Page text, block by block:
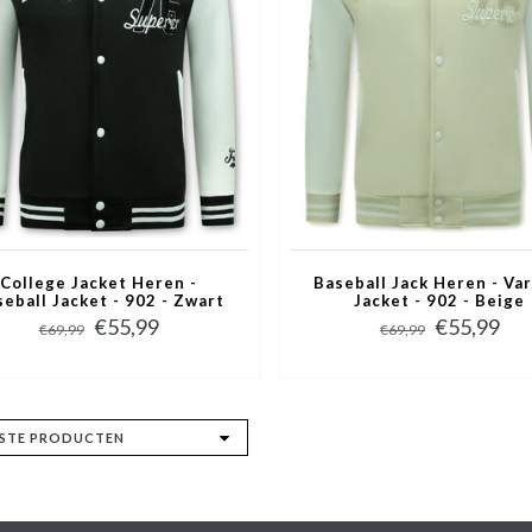
College Jacket Heren -
Jacket - 902 - Zwart
€69,99 €55,99
Baseball Jack Heren -
Jacket - 902 - Beige
€69,99 €55,99